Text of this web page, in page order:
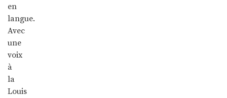
en
langue.
Avec
une
voix
à
la
Louis